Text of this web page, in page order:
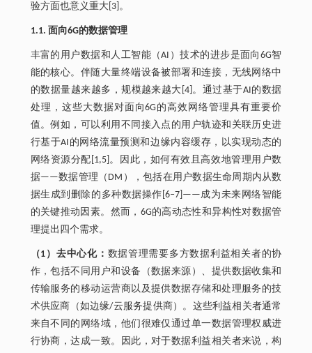
验方面也意义重大[3]。
1.1. 面向6G的数据管理
丰富的用户数据和人工智能（AI）技术的进步是面向6G智
能的核心。伴随大量终端设备被部署和连接，无线网络中
的数据量越来越多，规模越来越大[4]。通过基于AI的数据
处理，这些大数据对面向6G的高效网络管理具有重要价
值。例如，可以利用不同接入点的用户轨迹和关联历史进
行基于AI的网络流量预测和边缘内容缓存，以实现动态的
网络资源分配[1,5]。因此，如何有效且高效地管理用户数
据——数据管理（DM），包括在用户数据生命周期内从数
据生成到删除的多种数据操作[6‒7]——成为未来网络智能
的关键推动因素。然而，6G的高动态性和异构性对数据管
理提出四个需求。
（1）去中心化： 数据管理需要多方数据利益相关者的协
作，包括不同用户和设备（数据来源）、提供数据收集和
传输服务的移动运营商以及提供数据存储和处理服务的技
术供应商（如边缘/云服务提供商）。这些利益相关者通常
来自不同的网络域，他们很难仅通过单一数据管理权威进
行协商，达成一致。因此，对于数据利益相关者来说，构